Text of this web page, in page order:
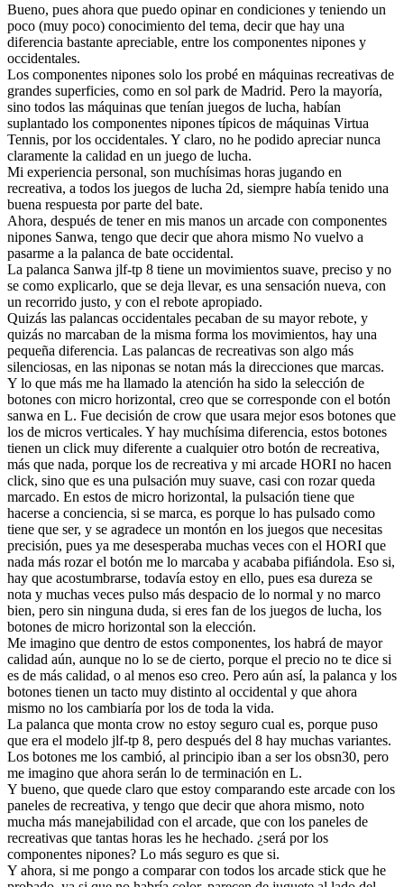
Bueno, pues ahora que puedo opinar en condiciones y teniendo un
poco (muy poco) conocimiento del tema, decir que hay una
diferencia bastante apreciable, entre los componentes nipones y
occidentales.
Los componentes nipones solo los probé en máquinas recreativas de
grandes superficies, como en sol park de Madrid. Pero la mayoría,
sino todos las máquinas que tenían juegos de lucha, habían
suplantado los componentes nipones típicos de máquinas Virtua
Tennis, por los occidentales. Y claro, no he podido apreciar nunca
claramente la calidad en un juego de lucha.
Mi experiencia personal, son muchísimas horas jugando en
recreativa, a todos los juegos de lucha 2d, siempre había tenido una
buena respuesta por parte del bate.
Ahora, después de tener en mis manos un arcade con componentes
nipones Sanwa, tengo que decir que ahora mismo No vuelvo a
pasarme a la palanca de bate occidental.
La palanca Sanwa jlf-tp 8 tiene un movimientos suave, preciso y no
se como explicarlo, que se deja llevar, es una sensación nueva, con
un recorrido justo, y con el rebote apropiado.
Quizás las palancas occidentales pecaban de su mayor rebote, y
quizás no marcaban de la misma forma los movimientos, hay una
pequeña diferencia. Las palancas de recreativas son algo más
silenciosas, en las niponas se notan más la direcciones que marcas.
Y lo que más me ha llamado la atención ha sido la selección de
botones con micro horizontal, creo que se corresponde con el botón
sanwa en L. Fue decisión de crow que usara mejor esos botones que
los de micros verticales. Y hay muchísima diferencia, estos botones
tienen un click muy diferente a cualquier otro botón de recreativa,
más que nada, porque los de recreativa y mi arcade HORI no hacen
click, sino que es una pulsación muy suave, casi con rozar queda
marcado. En estos de micro horizontal, la pulsación tiene que
hacerse a conciencia, si se marca, es porque lo has pulsado como
tiene que ser, y se agradece un montón en los juegos que necesitas
precisión, pues ya me desesperaba muchas veces con el HORI que
nada más rozar el botón me lo marcaba y acababa pifiándola. Eso si,
hay que acostumbrarse, todavía estoy en ello, pues esa dureza se
nota y muchas veces pulso más despacio de lo normal y no marco
bien, pero sin ninguna duda, si eres fan de los juegos de lucha, los
botones de micro horizontal son la elección.
Me imagino que dentro de estos componentes, los habrá de mayor
calidad aún, aunque no lo se de cierto, porque el precio no te dice si
es de más calidad, o al menos eso creo. Pero aún así, la palanca y los
botones tienen un tacto muy distinto al occidental y que ahora
mismo no los cambiaría por los de toda la vida.
La palanca que monta crow no estoy seguro cual es, porque puso
que era el modelo jlf-tp 8, pero después del 8 hay muchas variantes.
Los botones me los cambió, al principio iban a ser los obsn30, pero
me imagino que ahora serán lo de terminación en L.
Y bueno, que quede claro que estoy comparando este arcade con los
paneles de recreativa, y tengo que decir que ahora mismo, noto
mucha más manejabilidad con el arcade, que con los paneles de
recreativas que tantas horas les he hechado. ¿será por los
componentes nipones? Lo más seguro es que si.
Y ahora, si me pongo a comparar con todos los arcade stick que he